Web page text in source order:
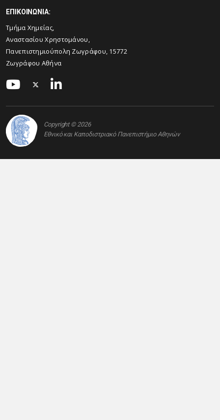
ΕΠΙΚΟΙΝΩΝΙΑ:
Τμήμα Χημείας,
Αναστασίου Χρηστομάνου,
Πανεπιστημιούπολη Ζωγράφου, 15772
Ζωγράφου Αθήνα
Copyright © 2026
Εθνικό και Καποδιστριακό Πανεπιστήμιο Αθηνών